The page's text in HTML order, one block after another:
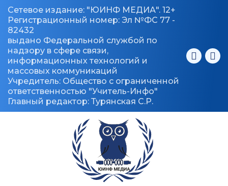
Сетевое издание: "ЮИНФ МЕДИА". 12+
Регистрационный номер: Эл №ФС 77 -
82432
выдано Федеральной службой по
надзору в сфере связи,
информационных технологий и
массовых коммуникаций
Учредитель: Общество с ограниченной
ответственностью "Учитель-Инфо"
Главный редактор: Турянская С.Р.